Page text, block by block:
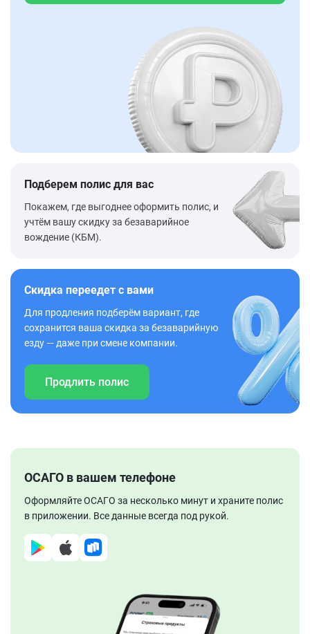
Подберем полис для вас
Покажем, где выгоднее оформить полис, и
учтём вашу скидку за безаварийное
вождение (КБМ).
Скидка переедет с вами
Для продления подберём вариант, где
сохранится ваша скидка за безаварийную
езду — даже при смене компании.
Продлить полис
ОСАГО в вашем телефоне
Оформляйте ОСАГО за несколько минут и храните полис
в приложении. Все данные всегда под рукой.